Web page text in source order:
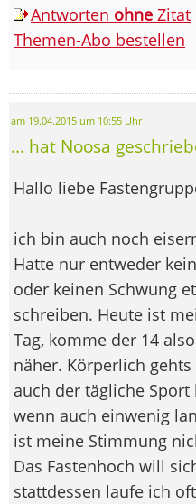
Antworten ohne Zitat
Themen-Abo bestellen
am 19.04.2015 um 10:55 Uhr
... hat Noosa
Hallo liebe
ich bin auch noch
Hatte nur entweder
oder keinen Schwung
schreiben. Heute ist
Tag, komme der 14
näher. Körperlich
auch der tägliche Sport
wenn auch einwenig
ist meine Stimmung
Das Fastenhoch will
stattdessen laufe ich